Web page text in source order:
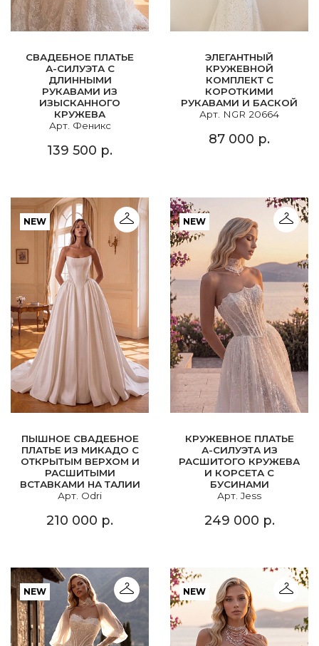
СВАДЕБНОЕ ПЛАТЬЕ
А-СИЛУЭТА С
ДЛИННЫМИ
РУКАВАМИ ИЗ
ИЗЫСКАННОГО
КРУЖЕВА
Арт. Феникс
139 500 р.
ЭЛЕГАНТНЫЙ
КРУЖЕВНОЙ
КОМПЛЕКТ С
КОРОТКИМИ
РУКАВАМИ И БАСКОЙ
Арт. NGR 20664
87 000 р.
NEW
ПЫШНОЕ СВАДЕБНОЕ
ПЛАТЬЕ ИЗ МИКАДО С
ОТКРЫТЫМ ВЕРХОМ И
РАСШИТЫМИ
ВСТАВКАМИ НА ТАЛИИ
Арт. Odri
210 000 р.
NEW
КРУЖЕВНОЕ ПЛАТЬЕ
А-СИЛУЭТА ИЗ
РАСШИТОГО КРУЖЕВА
И КОРСЕТА С
БУСИНАМИ
Арт. Jess
249 000 р.
NEW NEW